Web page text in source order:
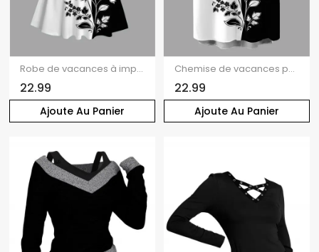
Ajoute Au Panier
Robe de vacances à imprimé floral et feuilles, couleur contrastée, buste froncé
22.99
Ajoute Au Panier
Chemise de vacances pour homme, imprimé fleurs et feuilles, couleur contrastée, boutonnée
22.99